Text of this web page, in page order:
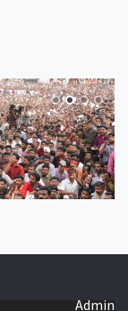
Admin